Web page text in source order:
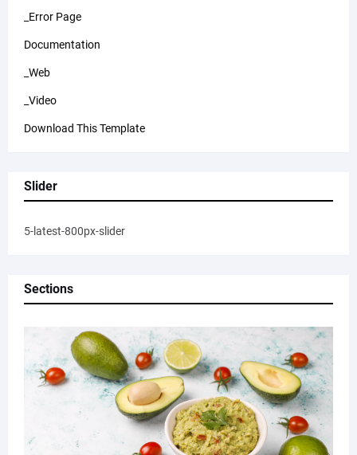
_Error Page
Documentation
_Web
_Video
Download This Template
Slider
5-latest-800px-slider
Sections